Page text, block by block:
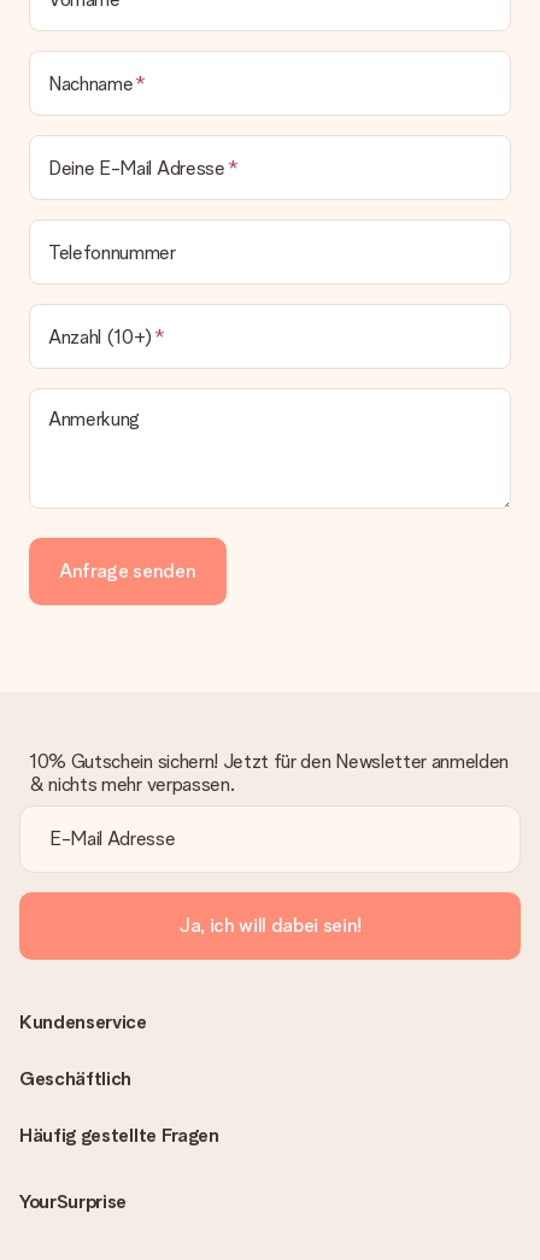
Nachname
Deine E-Mail Adresse
Telefonnummer
Anzahl (10+)
Anmerkung
Anfrage senden
10% Gutschein sichern! Jetzt für den Newsletter anmelden
& nichts mehr verpassen.
Ja, ich will dabei sein!
Häufig gestellte Fragen
YourSurprise
Kundenservice
Geschäftlich